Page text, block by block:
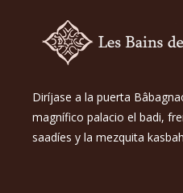
Diríjase a la puerta
magnífico palacio el badi,
saadíes y la mezquita